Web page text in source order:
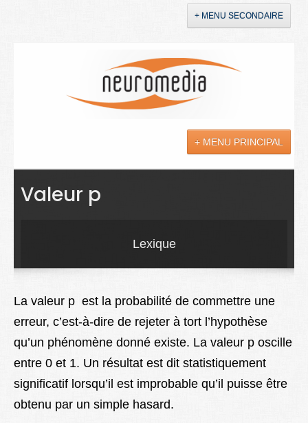
+ MENU SECONDAIRE
+ MENU PRINCIPAL
Actualités
Soins
Droit
Lexique
Better Health
Valeur p
Lexique
La valeur p est la probabilité de commettre une
erreur, c’est-à-dire de rejeter à tort l’hypothèse
qu’un phénomène donné existe. La valeur p oscille
entre 0 et 1. Un résultat est dit statistiquement
significatif lorsqu’il est improbable qu’il puisse être
obtenu par un simple hasard.